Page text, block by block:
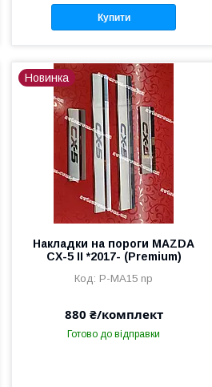
Купити
Новинка
Накладки на пороги MAZDA
CX-5 II *2017- (Premium)
P-MA15 np
880 ₴/комплект
Готово до відправки